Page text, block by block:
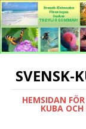
SVENSK-
HEMSIDAN
KUBA